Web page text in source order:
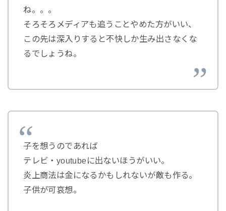
ね。。。
そろそろメディアも追うことやめた方がいい、
この先は深入りすると不快しか生み出さなくな
るでしょうね。
子を想うのであれば
テレビ・youtubeに出ないほうがいい。
炎上商法は金になるかもしれないが敵も作る。
子供が可哀想。